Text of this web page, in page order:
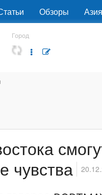
Обзоры Азия
Город
чувства